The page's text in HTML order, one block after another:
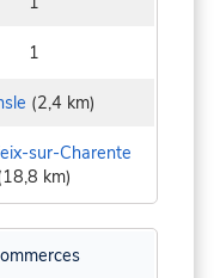
1
(2,4 km)
sur-Charente
km)